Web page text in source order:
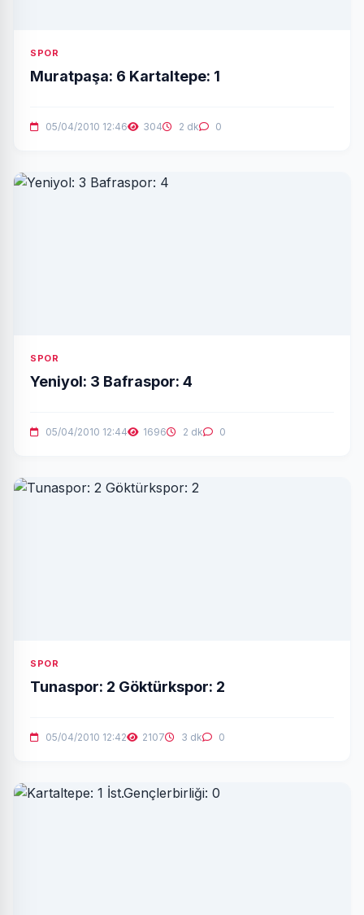
SPOR
Muratpaşa: 6 Kartaltepe: 1
05/04/2010 12:46 304 2 dk 0
SPOR
Yeniyol: 3 Bafraspor: 4
05/04/2010 12:44 1696 2 dk 0
SPOR
Tunaspor: 2 Göktürkspor: 2
05/04/2010 12:42 2107 3 dk 0